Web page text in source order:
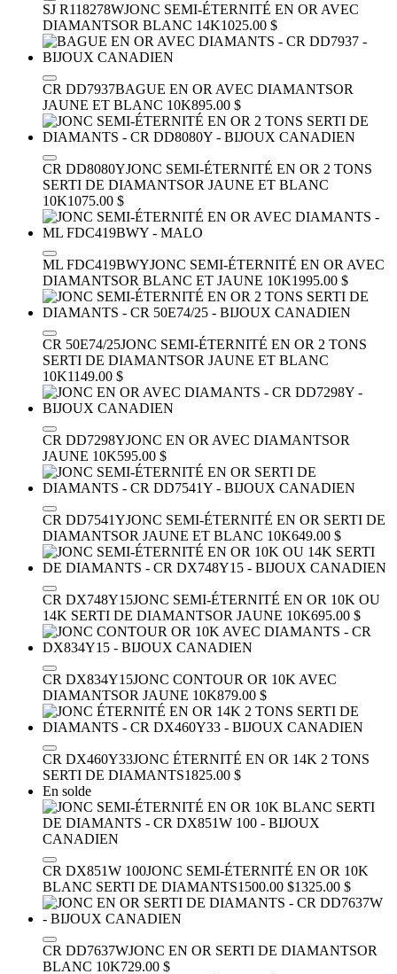
SJ R118278WJONC SEMI-ÉTERNITÉ EN OR AVEC
DIAMANTSOR BLANC 14K1025.00 $
CR DD7937BAGUE EN OR AVEC DIAMANTSOR
JAUNE ET BLANC 10K895.00 $
CR DD8080YJONC SEMI-ÉTERNITÉ EN OR 2 TONS
SERTI DE DIAMANTSOR JAUNE ET BLANC
10K1075.00 $
ML FDC419BWYJONC SEMI-ÉTERNITÉ EN OR AVEC
DIAMANTSOR BLANC ET JAUNE 10K1995.00 $
CR 50E74/25JONC SEMI-ÉTERNITÉ EN OR 2 TONS
SERTI DE DIAMANTSOR JAUNE ET BLANC
10K1149.00 $
CR DD7298YJONC EN OR AVEC DIAMANTSOR
JAUNE 10K595.00 $
CR DD7541YJONC SEMI-ÉTERNITÉ EN OR SERTI DE
DIAMANTSOR JAUNE ET BLANC 10K649.00 $
CR DX748Y15JONC SEMI-ÉTERNITÉ EN OR 10K OU
14K SERTI DE DIAMANTSOR JAUNE 10K695.00 $
CR DX834Y15JONC CONTOUR OR 10K AVEC
DIAMANTSOR JAUNE 10K879.00 $
CR DX460Y33JONC ÉTERNITÉ EN OR 14K 2 TONS
SERTI DE DIAMANTS1825.00 $
En solde
CR DX851W 100JONC SEMI-ÉTERNITÉ EN OR 10K
BLANC SERTI DE DIAMANTS1500.00 $1325.00 $
CR DD7637WJONC EN OR SERTI DE DIAMANTSOR
BLANC 10K729.00 $